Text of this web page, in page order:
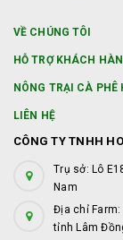
VỀ CHÚNG TÔI
HỖ TRỢ KHÁCH
NÔNG TRẠI CÀ PHÊ
LIÊN HỆ
CÔNG TY TNHH
Trụ sở: Lô
Nam
Địa chỉ Farm:
tỉnh Lâm